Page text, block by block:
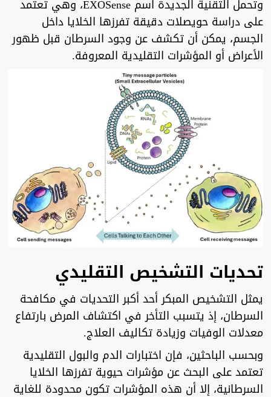
وتحمل التقنية الجديدة اسم EXOSense، وهي تعتمد
على دراسة حويصلات دقيقة تفرزها الخلايا داخل
الجسم، يمكن أن تكشف عن وجود السرطان قبل ظهور
الأعراض أو المؤشرات التقليدية المعروفة.
تحديات التشخيص التقليدي
يمثل التشخيص المبكر أحد أكبر التحديات في مكافحة
السرطان، إذ يتسبب التأخر في اكتشاف المرض بارتفاع
معدلات الوفيات وزيادة تكاليف العلاج.
وبحسب الباحثين، فإن اختبارات الدم والبول التقليدية
تعتمد على البحث عن مؤشرات حيوية تفرزها الخلايا
السرطانية، إلا أن هذه المؤشرات تكون محدودة للغاية